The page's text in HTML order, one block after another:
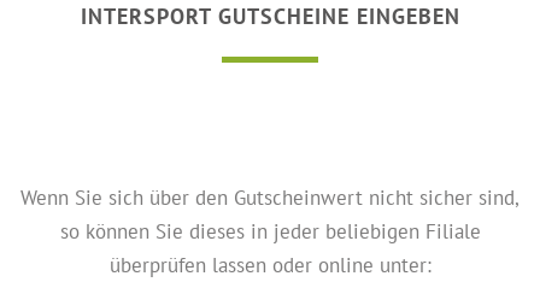
INTERSPORT GUTSCHEINE EINGEBEN
Wenn Sie sich über den Gutscheinwert nicht sicher sind,
so können Sie dieses in jeder beliebigen Filiale
überprüfen lassen oder online unter: